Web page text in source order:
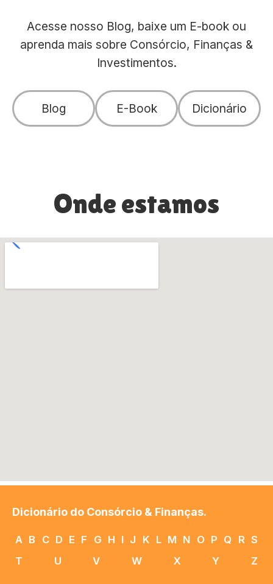
Acesse nosso Blog, baixe um E-book ou
aprenda mais sobre Consórcio, Finanças &
Investimentos.
Blog E-Book Dicionário
Onde estamos
Dicionário do Consórcio & Finanças.
A B C D E F G H I J K L M N O P Q R S
T
U V W X Y Z